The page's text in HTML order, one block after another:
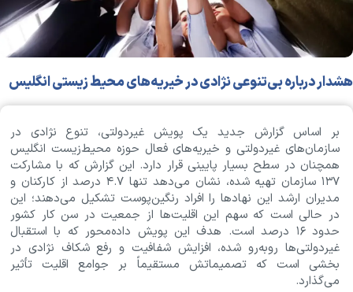
هشدار درباره بی‌تنوعی نژادی در خیریه‌های محیط زیستی انگلیس
بر اساس گزارش جدید یک پویش غیردولتی، تنوع نژادی در
سازمان‌های غیردولتی و خیریه‌های فعال حوزه محیط‌زیست انگلیس
همچنان در سطح بسیار پایینی قرار دارد. این گزارش که با مشارکت
۱۳۷ سازمان تهیه شده، نشان می‌دهد تنها ۴.۷ درصد از کارکنان و
مدیران ارشد این نهاد‌ها را افراد رنگین‌پوست تشکیل می‌دهند؛ این
در حالی است که سهم این اقلیت‌ها از جمعیت در سن کار کشور
حدود ۱۶ درصد است. هدف این پویش داده‌محور که با استقبال
غیردولتی‌ها روبه‌رو شده، افزایش شفافیت و رفع شکاف نژادی در
بخشی است که تصمیماتش مستقیماً بر جوامع اقلیت تأثیر
می‌گذارد.